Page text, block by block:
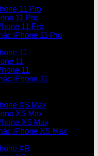
11 Pro
11 Pro
11 Pro
iPhone 11 Pro
11
11
11
iPhone 11
XS Max
XS Max
XS Max
iPhone XS Max
XR